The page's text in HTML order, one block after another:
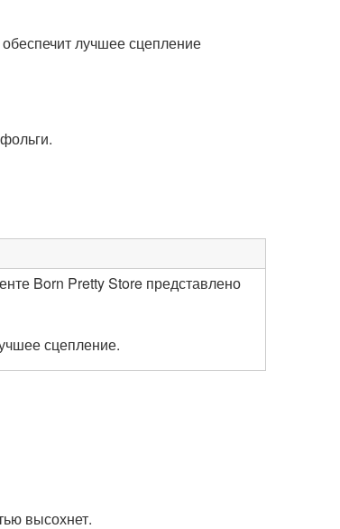
лучшее сцепление
Born Pretty Store представлено
сцепление.
высохнет.